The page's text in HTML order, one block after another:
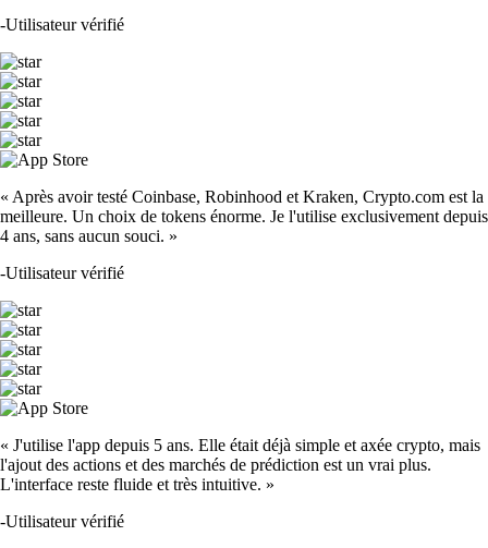
-Utilisateur vérifié
« Après avoir testé Coinbase, Robinhood et Kraken, Crypto.com est la
meilleure. Un choix de tokens énorme. Je l'utilise exclusivement depuis
4 ans, sans aucun souci. »
-Utilisateur vérifié
« J'utilise l'app depuis 5 ans. Elle était déjà simple et axée crypto, mais
l'ajout des actions et des marchés de prédiction est un vrai plus.
L'interface reste fluide et très intuitive. »
-Utilisateur vérifié